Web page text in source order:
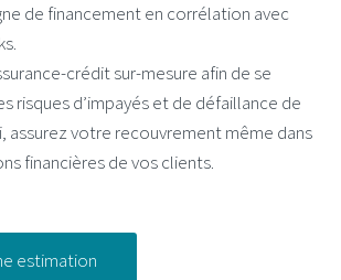
de financement en corrélation avec
crédit sur-mesure afin de se
risques d’impayés et de défaillance de
assurez votre recouvrement même dans
financières de vos clients.
estimation